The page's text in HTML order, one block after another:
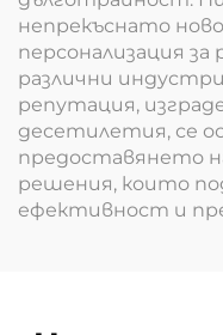
непрекъснато
персонализация
различни
репутация,
десетилетия, се
предоставянето
решения, които
ефективност и